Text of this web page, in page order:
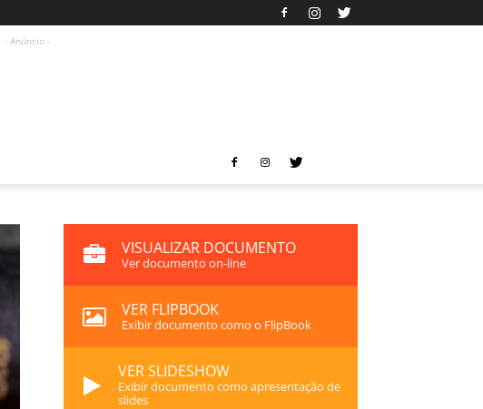
- Anúncio -
VISUALIZAR DOCUMENTO
Ver documento on-line
VER FLIPBOOK
Exibir documento como o FlipBook
VER SLIDESHOW
Exibir documento como apresentação de
slides